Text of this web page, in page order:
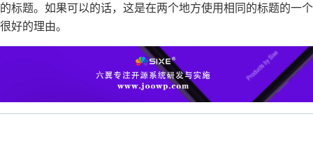
的标题。如果可以的话，这是在两个地方使用相同的标题的一个
很好的理由。